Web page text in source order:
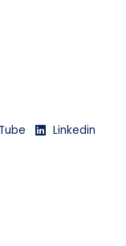
Linkedin